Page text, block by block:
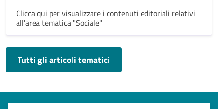
Clicca qui per visualizzare i contenuti editoriali relativi
all'area tematica "Sociale"
Tutti gli articoli tematici